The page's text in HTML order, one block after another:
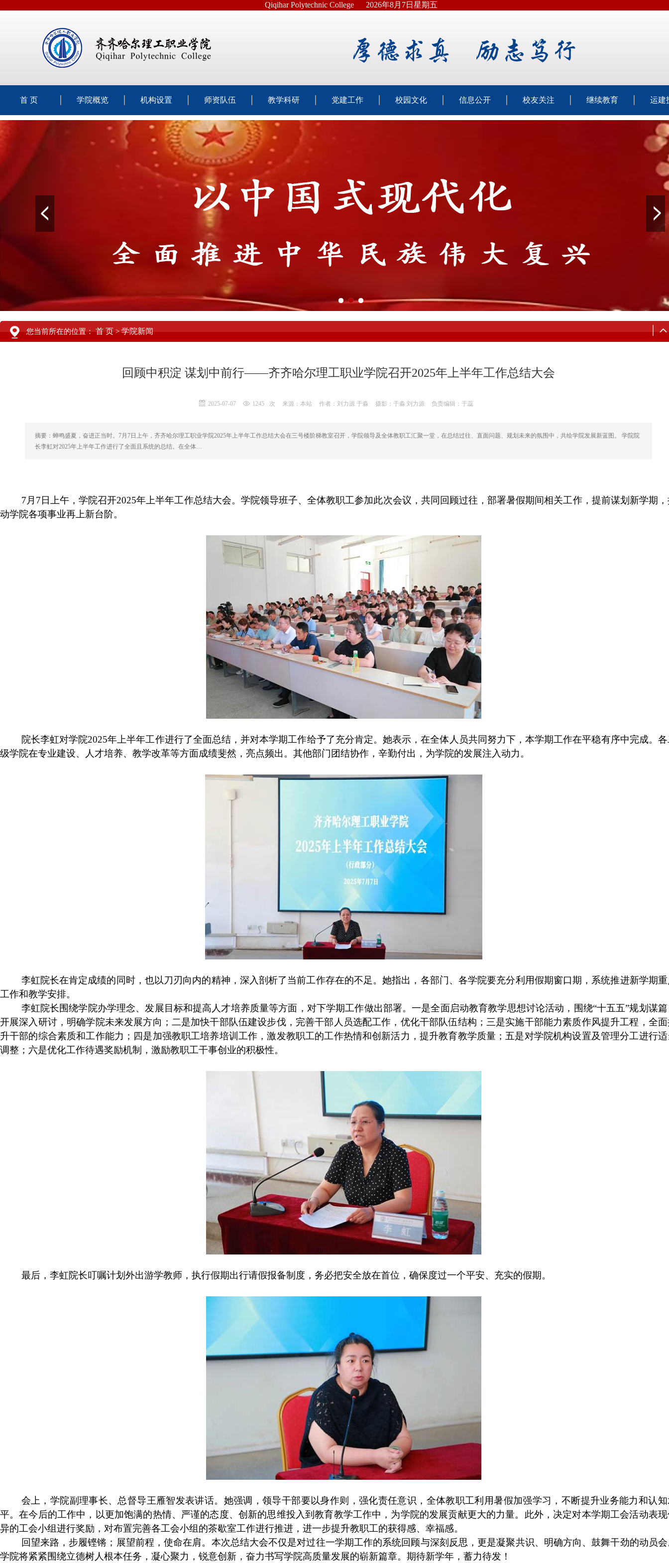
Qiqihar Polytechnic College 2026年8月7日星期五
首 页 学院概览 机构设置 师资队伍 教学科研 党建工作 校园文化 信息公开 校友关注 继续教育 运建
您当前所在的位置：首 页>学院新闻
回顾中积淀 谋划中前行——齐齐哈尔理工职业学院召开2025年上半年工作总结大会
2025-07-07 1245 次 来源：本站 作者：刘力源 于淼 摄影：于淼 刘力源 负责编辑：于蕊
摘要：蝉鸣盛夏，奋进正当时。7月7日上午，齐齐哈尔理工职业学院2025年上半年工作总结大会在三号楼阶梯教室召开，学院领导及全体教职工汇聚一堂，在总结过往、直面问题、规划未来的氛围中，共绘学院发展新蓝图。 学院院
长李虹对2025年上半年工作进行了全面且系统的总结。在全体…
7 月 7 日上午，学院召开2025年上半年工作总结大会。学院领导班子、全体教职工参加此次会议，共同回顾过往，部署暑假期间相关工作，提前谋划新学期
动学院各项事业再上新台阶。
院长李虹对学院2025年上半年工作进行了全面总结，并对本学期工作给予了充分肯定。她表示，在全体人员共同努力下，本学期工作在平稳有序中完成。
级学院在专业建设、人才培养、教学改革等方面成绩斐然，亮点频出。其他部门团结协作，辛勤付出，为学院的发展注入动力。
李虹院长在肯定成绩的同时，也以刀刃向内的精神，深入剖析了当前工作存在的不足。她指出，各部门、各学院要充分利用假期窗口期，系统推进新学期
工作和教学安排。
李虹院长围绕学院办学理念、发展目标和提高人才培养质量等方面，对下学期工作做出部署。一是全面启动教育教学思想讨论活动，围绕“十五五”规划谋
开展深入研讨，明确学院未来发展方向；二是加快干部队伍建设步伐，完善干部人员选配工作，优化干部队伍结构；三是实施干部能力素质作风提升工程，全
升干部的综合素质和工作能力；四是加强教职工培养培训工作，激发教职工的工作热情和创新活力，提升教育教学质量；五是对学院机构设置及管理分工进行
调整；六是优化工作待遇奖励机制，激励教职工干事创业的积极性。
最后，李虹院长叮嘱计划外出游学教师，执行假期出行请假报备制度，务必把安全放在首位，确保度过一个平安、充实的假期。
会上，学院副理事长、总督导王雁智发表讲话。她强调，领导干部要以身作则，强化责任意识，全体教职工利用暑假加强学习，不断提升业务能力和认
平。在今后的工作中，以更加饱满的热情、严谨的态度、创新的思维投入到教育教学工作中，为学院的发展贡献更大的力量。此外，决定对本学期工会活动表
异的工会小组进行奖励，对布置完善各工会小组的茶歇室工作进行推进，进一步提升教职工的获得感、幸福感。
回望来路，步履铿锵；展望前程，使命在肩。本次总结大会不仅是对过往一学期工作的系统回顾与深刻反思，更是凝聚共识、明确方向、鼓舞干劲的动员
学院将紧紧围绕立德树人根本任务，凝心聚力，锐意创新，奋力书写学院高质量发展的崭新篇章。期待新学年，蓄力待发！